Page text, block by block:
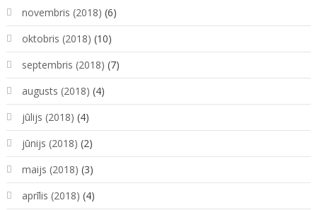
novembris (2018) (6)
oktobris (2018) (10)
septembris (2018) (7)
augusts (2018) (4)
jūlijs (2018) (4)
jūnijs (2018) (2)
maijs (2018) (3)
aprīlis (2018) (4)